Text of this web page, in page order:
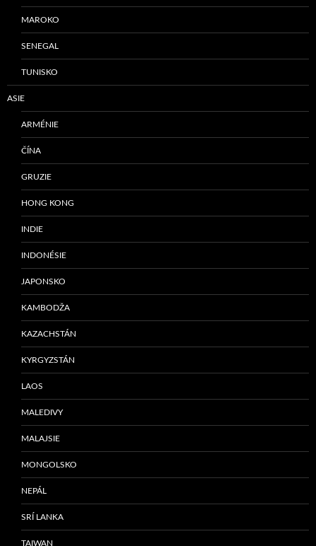
MAROKO
SENEGAL
TUNISKO
ASIE
ARMÉNIE
ČÍNA
GRUZIE
HONG KONG
INDIE
INDONÉSIE
JAPONSKO
KAMBODŽA
KAZACHSTÁN
KYRGYZSTÁN
LAOS
MALEDIVY
MALAJSIE
MONGOLSKO
NEPÁL
SRÍ LANKA
TAIWAN